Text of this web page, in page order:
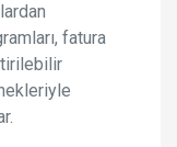
fatura